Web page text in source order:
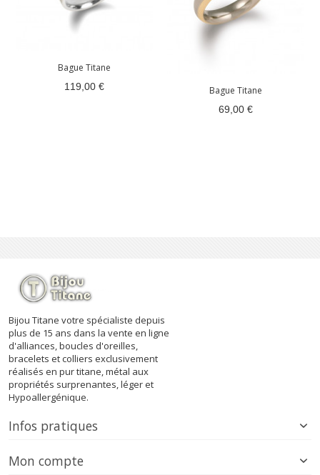
Bague Titane
119,00 € Bague Titane
69,00 €
Bijou Titane votre spécialiste depuis
plus de 15 ans dans la vente en ligne
d'alliances, boucles d'oreilles,
bracelets et colliers exclusivement
réalisés en pur titane, métal aux
propriétés surprenantes, léger et
Hypoallergénique.
Infos pratiques
Mon compte